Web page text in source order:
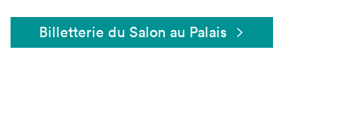
Billetterie du Salon au Palais